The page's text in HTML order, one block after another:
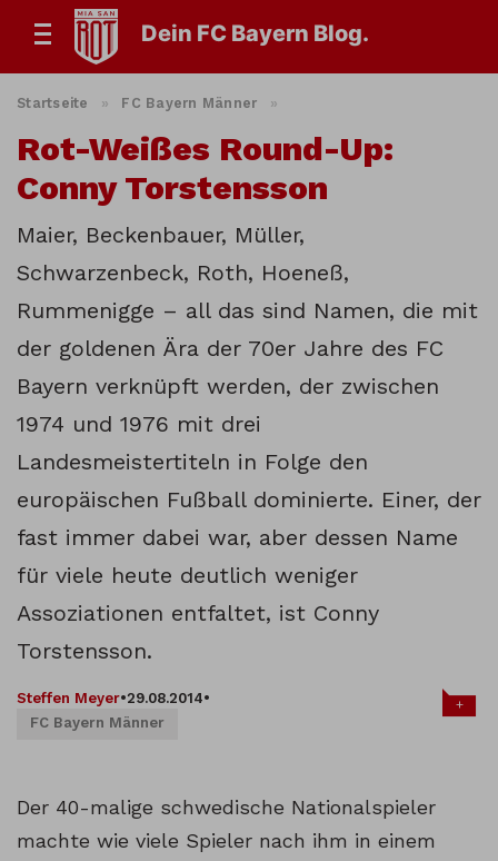
Dein FC Bayern Blog.
Startseite » FC Bayern Männer »
Rot-Weißes Round-Up:
Conny Torstensson
Maier, Beckenbauer, Müller,
Schwarzenbeck, Roth, Hoeneß,
Rummenigge – all das sind Namen, die mit
der goldenen Ära der 70er Jahre des FC
Bayern verknüpft werden, der zwischen
1974 und 1976 mit drei
Landesmeistertiteln in Folge den
europäischen Fußball dominierte. Einer, der
fast immer dabei war, aber dessen Name
für viele heute deutlich weniger
Assoziationen entfaltet, ist Conny
Torstensson.
Steffen Meyer•29.08.2014•
FC Bayern Männer
+
Der 40-malige schwedische Nationalspieler
machte wie viele Spieler nach ihm in einem